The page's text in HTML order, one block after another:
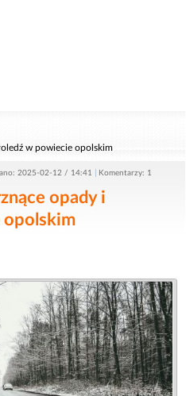
w powiecie opolskim
2025-02-12 / 14:41 Komentarzy: 1
opady i
opolskim